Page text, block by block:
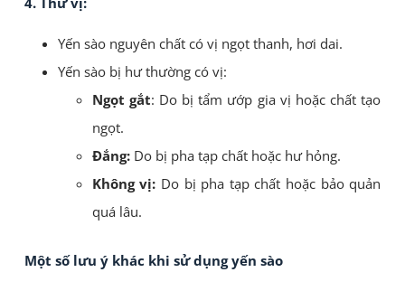
Yến sào nguyên chất có vị ngọt thanh, hơi dai.
Yến sào bị hư thường có vị:
Ngọt gắt: Do bị tẩm ướp gia vị hoặc chất tạo
ngọt.
Đắng:Do bị pha tạp chất hoặc hư hỏng.
Không vị: Do bị pha tạp chất hoặc bảo quản
quá lâu.
Một số lưu ý khác khi sử dụng yến sào